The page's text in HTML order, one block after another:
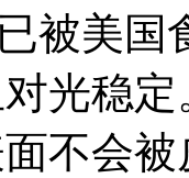
被美国
光稳
不会